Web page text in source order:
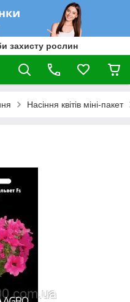
захисту рослин
Насіння квітів міні-пакет